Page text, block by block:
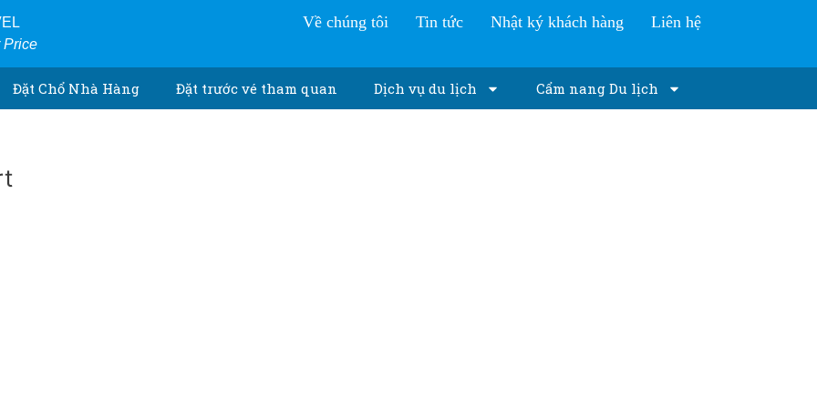
Price
Về chúng tôi Tin tức Nhật ký khách hàng Liên hệ
Đặt Chổ Nhà Hàng Đặt trước vé tham quan Dịch vụ du lịch Cẩm nang Du lịch